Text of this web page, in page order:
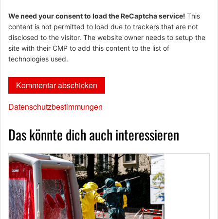
We need your consent to load the ReCaptcha service! This
content is not permitted to load due to trackers that are not
disclosed to the visitor. The website owner needs to setup the
site with their CMP to add this content to the list of
technologies used.
Datenschutzbestimmungen
Das könnte dich auch interessieren